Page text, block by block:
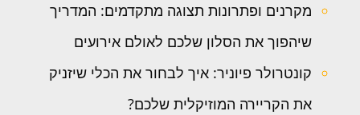
מקרנים ופתרונות תצוגה מתקדמים: המדריך
שיהפוך את הסלון שלכם לאולם אירועים
קונטרולר פיוניר: איך לבחור את הכלי שיזניק
את הקריירה המוזיקלית שלכם?